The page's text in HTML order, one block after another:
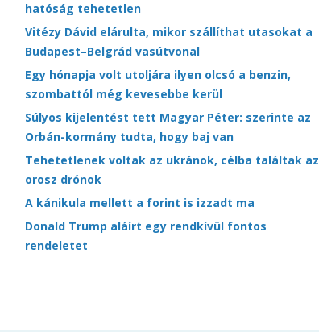
hatóság tehetetlen
Vitézy Dávid elárulta, mikor szállíthat utasokat a
Budapest–Belgrád vasútvonal
Egy hónapja volt utoljára ilyen olcsó a benzin,
szombattól még kevesebbe kerül
Súlyos kijelentést tett Magyar Péter: szerinte az
Orbán-kormány tudta, hogy baj van
Tehetetlenek voltak az ukránok, célba találtak az
orosz drónok
A kánikula mellett a forint is izzadt ma
Donald Trump aláírt egy rendkívül fontos
rendeletet